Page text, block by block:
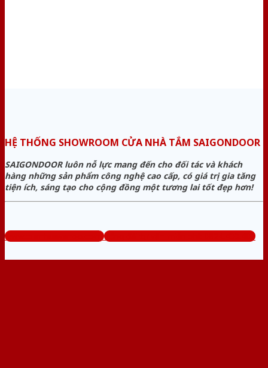
HỆ THỐNG SHOWROOM CỬA NHÀ TẮM SAIGONDOOR
SAIGONDOOR luôn nỗ lực mang đến cho đối tác và khách
hàng những sản phẩm công nghệ cao cấp, có giá trị gia tăng
tiện ích, sáng tạo cho cộng đồng một tương lai tốt đẹp hơn!
www.cuanhuavango.com Tổng đài tư vấn miễn phí: 0824.400.400